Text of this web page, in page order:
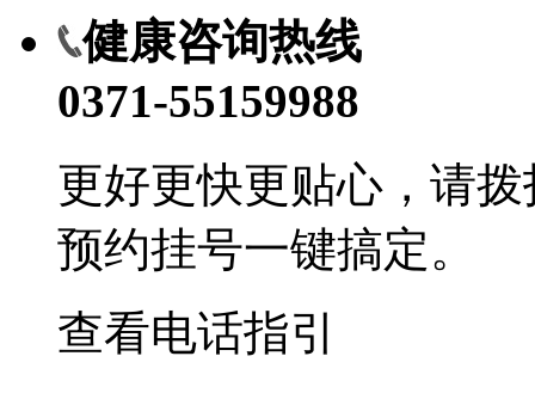
健康咨询热线
0371-55159988
更好更快更贴心，请
预约挂号一键搞定。
查看电话指引